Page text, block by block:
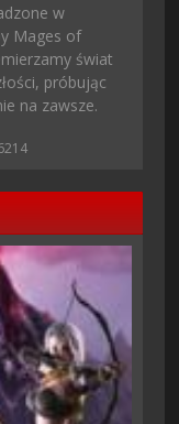
w
Mages of
świat
próbując
na zawsze.